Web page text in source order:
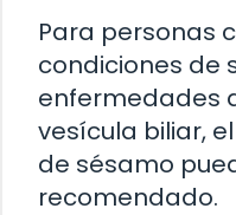
Para personas
condiciones de
enfermedades
vesícula biliar,
de sésamo
recomendado.